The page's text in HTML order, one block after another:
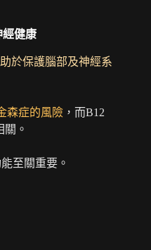
經健康
於保護腦部及神經系
森症的風險 ，而B12
。
至關重要。